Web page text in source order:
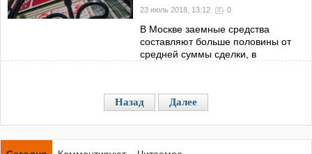
23 июль 2018, 13:12 0
В Москве заемные средства
составляют больше половины от
средней суммы сделки, в
Назад Далее